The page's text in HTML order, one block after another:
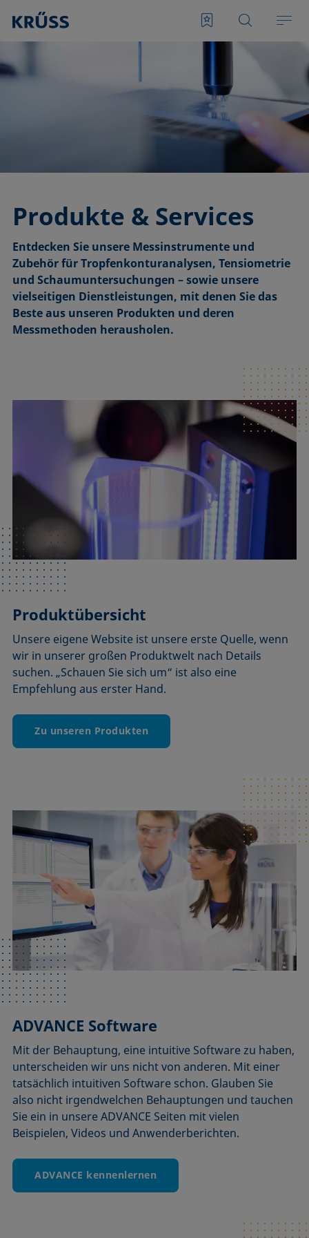
Produkte & Services
Entdecken Sie unsere Messinstrumente und
Zubehör für Tropfenkonturanalysen, Tensiometrie
und Schaumuntersuchungen – sowie unsere
vielseitigen Dienstleistungen, mit denen Sie das
Beste aus unseren Produkten und deren
Messmethoden herausholen.
Produktübersicht
Unsere eigene Website ist unsere erste Quelle, wenn
wir in unserer großen Produktwelt nach Details
suchen. „Schauen Sie sich um“ ist also eine
Empfehlung aus erster Hand.
Zu unseren Produkten
ADVANCE Software
Mit der Behauptung, eine intuitive Software zu haben,
unterscheiden wir uns nicht von anderen. Mit einer
tatsächlich intuitiven Software schon. Glauben Sie
also nicht irgendwelchen Behauptungen und tauchen
Sie ein in unsere ADVANCE Seiten mit vielen
Beispielen, Videos und Anwenderberichten.
ADVANCE kennenlernen